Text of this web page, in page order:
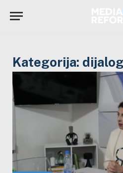
Kategorija: dijalog